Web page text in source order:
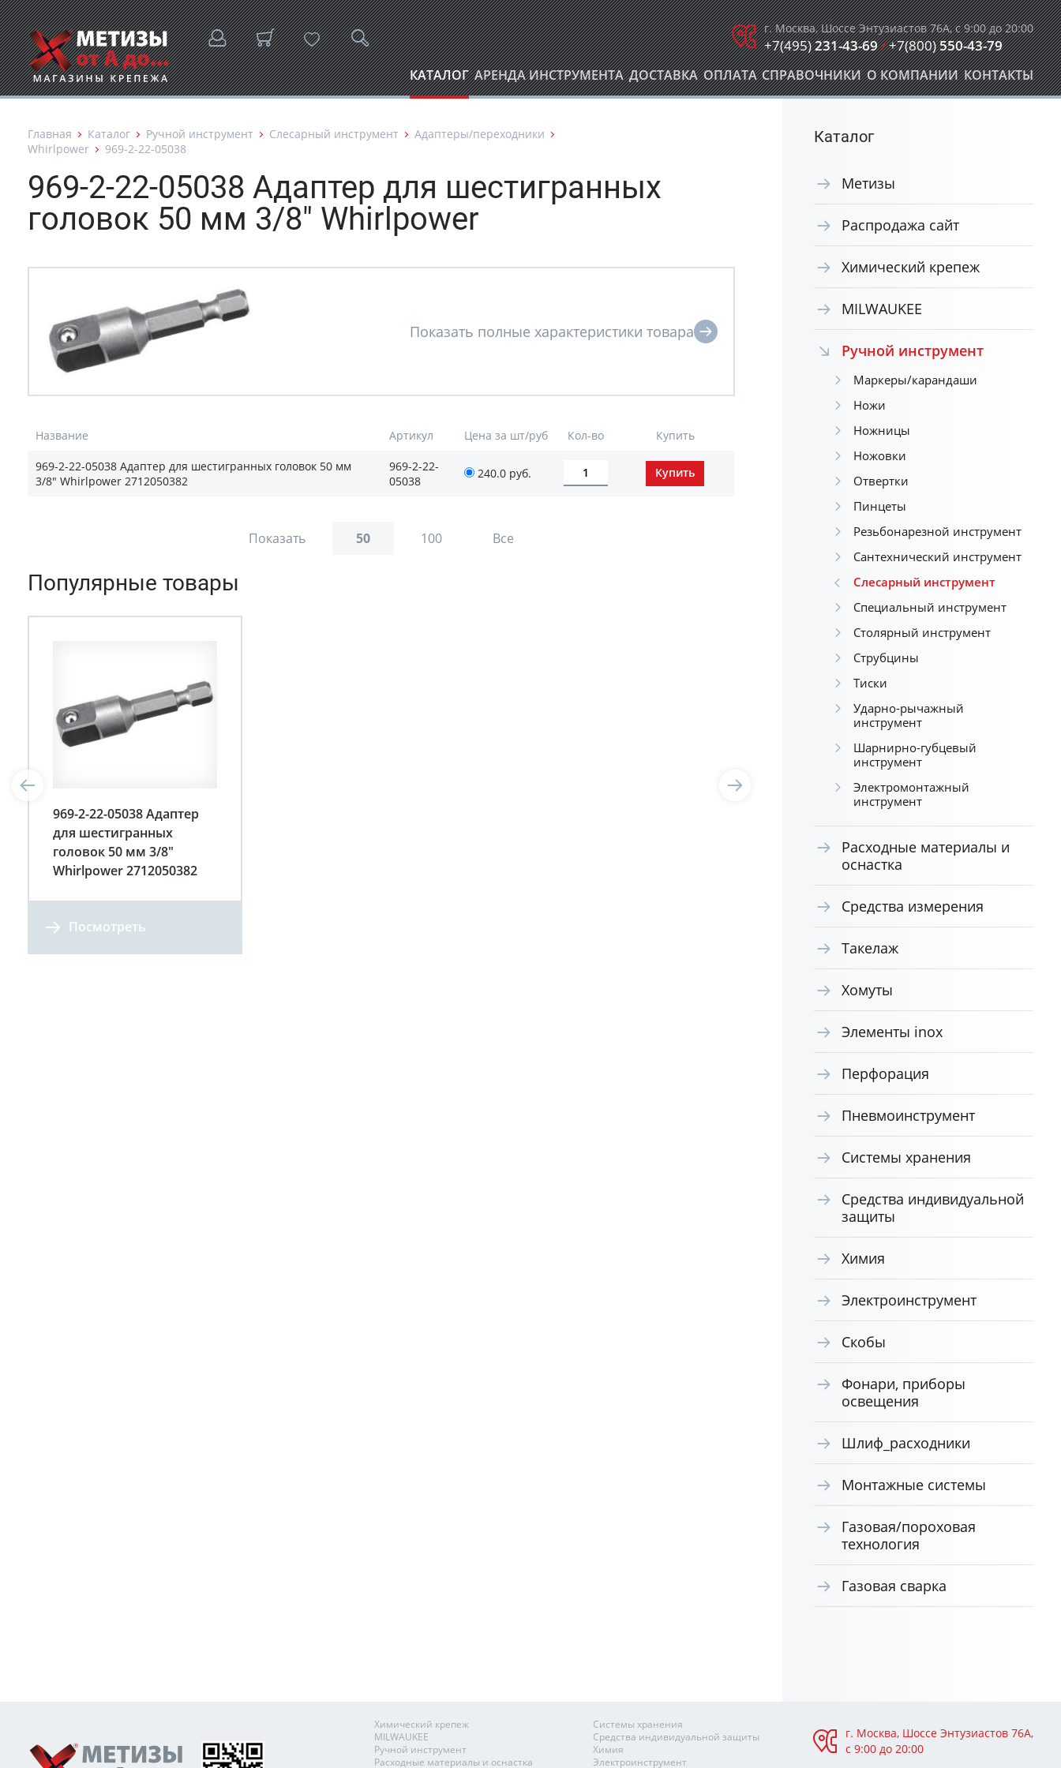
г. Москва, Шоссе Энтузиастов 76А, с 9:00 до 20:00
+7(495)231-43-69/+7(800)550-43-79
КАТАЛОГ АРЕНДА ИНСТРУМЕНТА ДОСТАВКА ОПЛАТА СПРАВОЧНИКИ О КОМПАНИИ КОНТАКТЫ
Главная Каталог Ручной инструмент Слесарный инструмент
Адаптеры/переходники
Whirlpower
969-2-22-05038
969-2-22-05038 Адаптер для шестигранных
головок 50 мм 3/8" Whirlpower
Название Артикул Цена за шт/руб Кол-во Купить
969-2-22-05038 Адаптер для шестигранных головок 50 мм
3/8" Whirlpower 2712050382
969-2-22-
05038
240.0 руб.
Показать 50 100 Все
Популярные товары
969-2-22-05038 Адаптер
для шестигранных
головок 50 мм 3/8"
Whirlpower 2712050382
Посмотреть
Каталог
Метизы
Распродажа сайт
Химический крепеж
MILWAUKEE
Ручной инструмент
Маркеры/карандаши
Ножи
Ножницы
Ножовки
Отвертки
Пинцеты
Резьбонарезной инструмент
Сантехнический инструмент
Слесарный инструмент
Специальный инструмент
Столярный инструмент
Струбцины
Тиски
Ударно-рычажный
инструмент
Шарнирно-губцевый
инструмент
Электромонтажный
инструмент
Расходные материалы и
оснастка
Средства измерения
Такелаж
Хомуты
Элементы inox
Перфорация
Пневмоинструмент
Системы хранения
Средства индивидуальной
защиты
Химия
Электроинструмент
Скобы
Фонари, приборы
освещения
Шлиф_расходники
Монтажные системы
Газовая/пороховая
технология
Газовая сварка
Химический крепеж
MILWAUKEE
Ручной инструмент
Расходные материалы и оснастка
Системы хранения
Средства индивидуальной защиты
Химия
Электроинструмент
г. Москва, Шоссе Энтузиастов 76А,
с 9:00 до 20:00